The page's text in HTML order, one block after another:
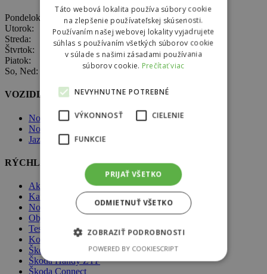
Pondelok: 8:00 – 17:00
Utorok: 8:00 – 17:00
Streda: 8:00 – 17:00
Štvrtok: 8:00 – 17:00
Piatok: 8:00 – 17:00
So, Ned: nepracujeme
VOZIDLÁ ŠKODA
Nové vozidlá Škoda
Nové vozidlá skladom
Jazdené vozidlá skladom
RÝCHLA NAVIGÁCIA
Akcie
Kariéra
Novinky
Objednávka do servisu
Testovacia jazda
Komplexné poistenie
Škoda Assistance
Škoda Handy ZŤP
Škoda Connect
Táto webová lokalita používa súbory cookie
na zlepšenie používateľskej skúsenosti.
Používaním našej webovej lokality vyjadrujete
súhlas s používaním všetkých súborov cookie
v súlade s našimi zásadami používania
súborov cookie. Prečítať viac
NEVYHNUTNE POTREBNÉ
VÝKONNOSŤ CIELENIE
FUNKCIE
PRIJAŤ VŠETKO
ODMIETNUŤ VŠETKO
ZOBRAZIŤ PODROBNOSTI
POWERED BY COOKIESCRIPT